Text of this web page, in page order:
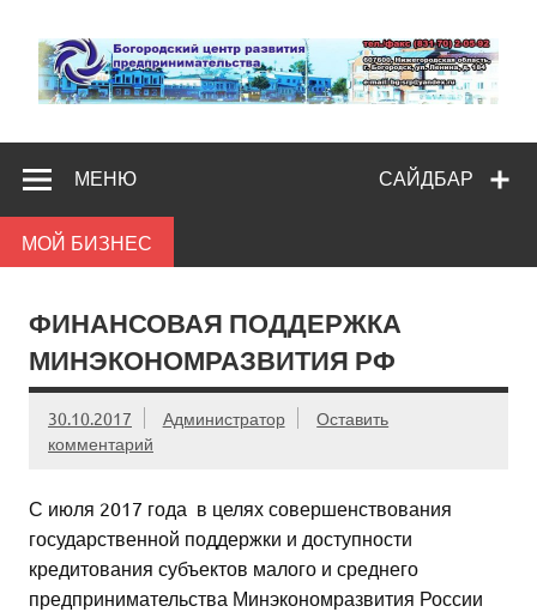
content
САЙДБАР
МЕНЮ
МОЙ БИЗНЕС
ФИНАНСОВАЯ ПОДДЕРЖКА
МИНЭКОНОМРАЗВИТИЯ РФ
30.10.2017 Администратор
Оставить
комментарий
С июля 2017 года в целях совершенствования
государственной поддержки и доступности
кредитования субъектов малого и среднего
предпринимательства Минэкономразвития России